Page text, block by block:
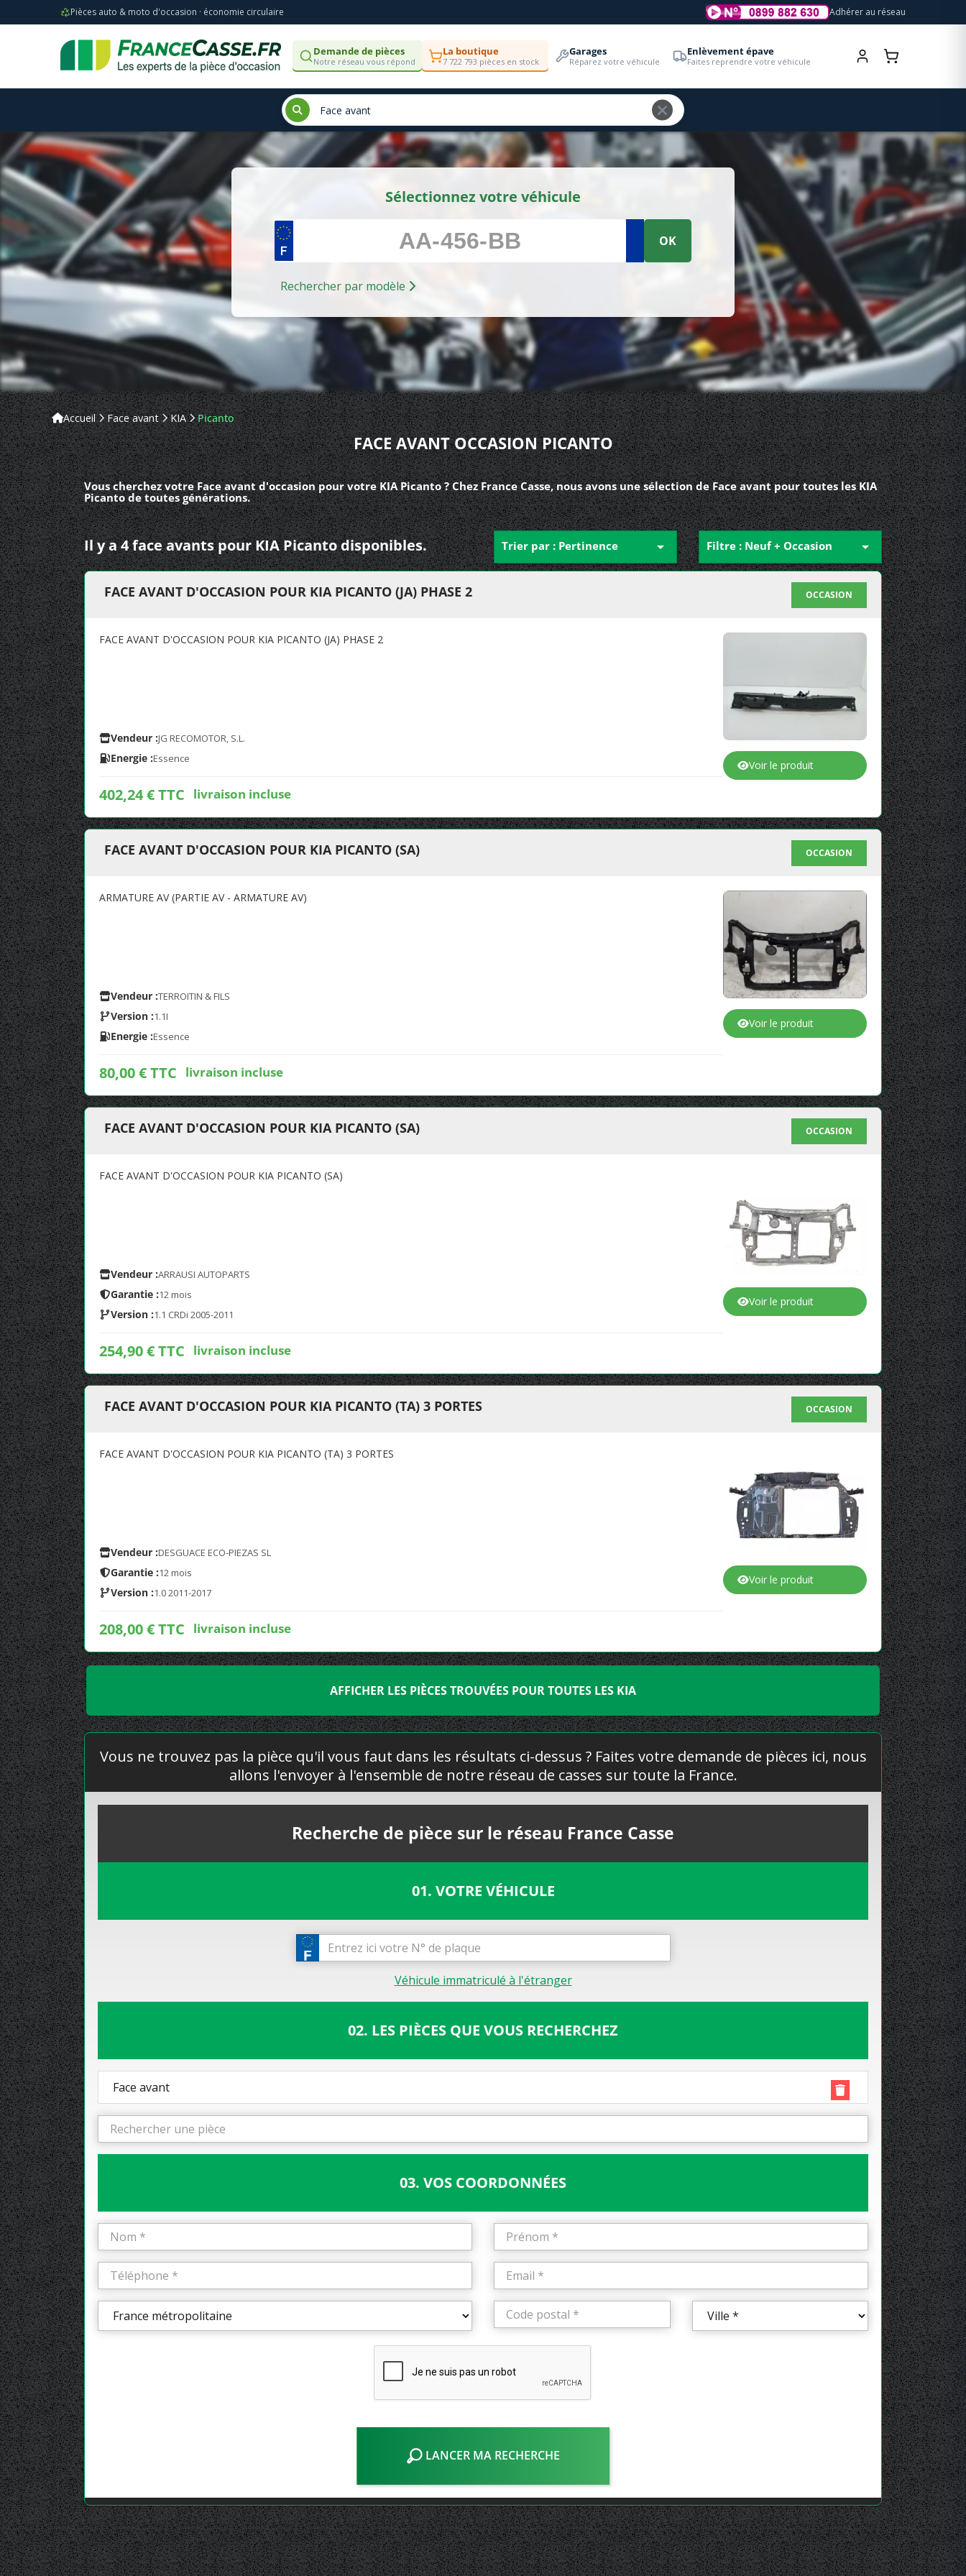
Pièces auto & moto d'occasion · économie circulaire Adhérer au réseau
Demande de pièces
Notre réseau vous répond
La boutique
7 722 793 pièces en stock
Garages
Réparez votre véhicule
Enlèvement épave
Faites reprendre votre véhicule
Sélectionnez votre véhicule
OK
Rechercher par modèle
Accueil Face avant KIA Picanto
FACE AVANT OCCASION PICANTO
Vous cherchez votre Face avant d'occasion pour votre KIA Picanto ? Chez France Casse, nous avons une sélection de Face avant pour toutes les KIA
Picanto de toutes générations.
Il y a 4 face avants pour KIA Picanto disponibles. Trier par : Pertinence  Filtre : Neuf + Occasion 
FACE AVANT D'OCCASION POUR KIA PICANTO (JA) PHASE 2 OCCASION
FACE AVANT D'OCCASION POUR KIA PICANTO (JA) PHASE 2
Vendeur :JG RECOMOTOR, S.L.
Energie :Essence
402,24 € TTC livraison incluse
Voir le produit
FACE AVANT D'OCCASION POUR KIA PICANTO (SA) OCCASION
ARMATURE AV (PARTIE AV - ARMATURE AV)
Vendeur :TERROITIN & FILS
Version :1.1I
Energie :Essence
80,00 € TTC livraison incluse
Voir le produit
FACE AVANT D'OCCASION POUR KIA PICANTO (SA) OCCASION
FACE AVANT D'OCCASION POUR KIA PICANTO (SA)
Vendeur :ARRAUSI AUTOPARTS
Garantie :12 mois
Version :1.1 CRDi 2005-2011
254,90 € TTC livraison incluse
Voir le produit
FACE AVANT D'OCCASION POUR KIA PICANTO (TA) 3 PORTES OCCASION
FACE AVANT D'OCCASION POUR KIA PICANTO (TA) 3 PORTES
Vendeur :DESGUACE ECO-PIEZAS SL
Garantie :12 mois
Version :1.0 2011-2017
208,00 € TTC livraison incluse
Voir le produit
AFFICHER LES PIÈCES TROUVÉES POUR TOUTES LES KIA
Vous ne trouvez pas la pièce qu'il vous faut dans les résultats ci-dessus ? Faites votre demande de pièces ici, nous
allons l'envoyer à l'ensemble de notre réseau de casses sur toute la France.
Recherche de pièce sur le réseau France Casse
01. VOTRE VÉHICULE
Véhicule immatriculé à l'étranger
02. LES PIÈCES QUE VOUS RECHERCHEZ
Face avant
03. VOS COORDONNÉES
LANCER MA RECHERCHE